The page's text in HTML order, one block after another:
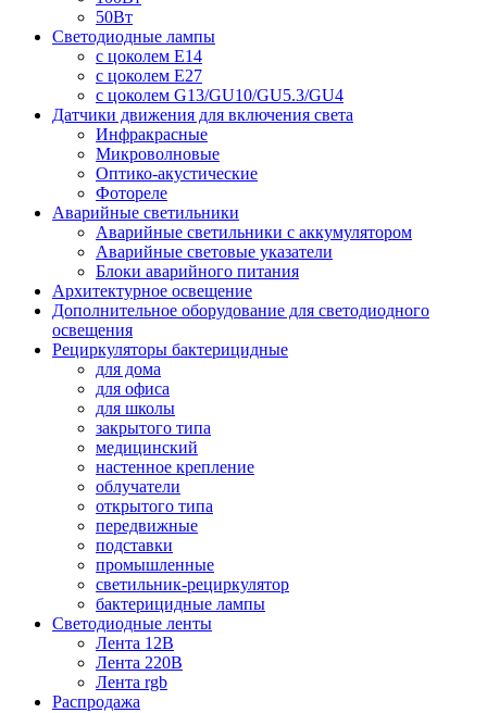
50Вт
Светодиодные лампы
с цоколем E14
с цоколем E27
с цоколем G13/GU10/GU5.3/GU4
Датчики движения для включения света
Инфракрасные
Микроволновые
Оптико-акустические
Фотореле
Аварийные светильники
Аварийные светильники с аккумулятором
Аварийные световые указатели
Блоки аварийного питания
Архитектурное освещение
Дополнительное оборудование для светодиодного
освещения
Рециркуляторы бактерицидные
для дома
для офиса
для школы
закрытого типа
медицинский
настенное крепление
облучатели
открытого типа
передвижные
подставки
промышленные
светильник-рециркулятор
бактерицидные лампы
Светодиодные ленты
Лента 12В
Лента 220В
Лента rgb
Распродажа